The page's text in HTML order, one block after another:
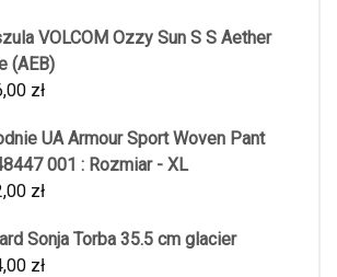
VOLCOM Ozzy Sun S S Aether
(AEB)
zł
UA Armour Sport Woven Pant
001 : Rozmiar - XL
zł
Sonja Torba 35.5 cm glacier
zł